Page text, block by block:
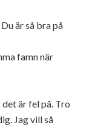
är så bra på
famn när
är fel på. Tro
Jag vill så